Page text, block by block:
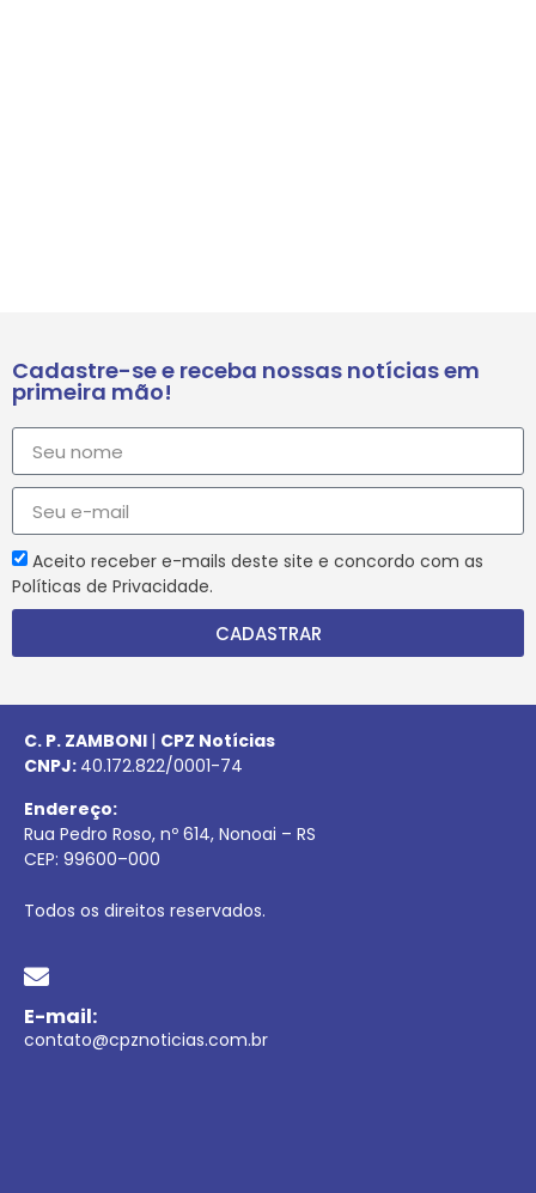
Cadastre-se e receba nossas notícias em
primeira mão!
Aceito receber e-mails deste site e concordo com as
Políticas de Privacidade.
CADASTRAR
C. P. ZAMBONI | CPZ Notícias
CNPJ: 40.172.822/0001-74
Endereço:
Rua Pedro Roso, nº 614, Nonoai – RS
CEP: 99600–000
Todos os direitos reservados.
E-mail:
contato@cpznoticias.com.br